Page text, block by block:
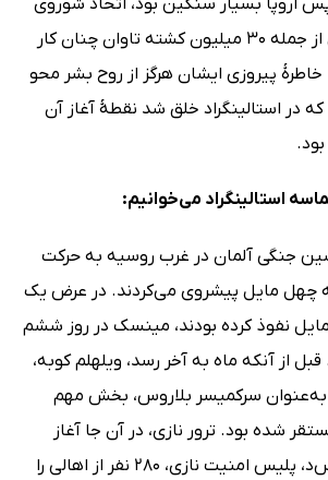
اروپا بسیار سنگین بود، اتحاد شوروی
با 50 میلیون قربانی از جمله 30 میلیون کشته تاوان چنان کار
خاطرۀ پیروزی ایشان هرگز از روح بشر محو
در استالینگراد خلق شد نقطۀ آغاز آن
استالینگراد می‌خوانیم:
ژوئن 1941 ماشین جنگی آلمان در غرب روسیه به حرکت
چهل مایل پیشروی می‌کردند. در عرض یک
نفوذ‌ کرده بودند، مینسک در روز ششم
از آنکه ماه به آخر رسد، ویلهلم کوبه،
به‌عنوان سرکمیسر بلاروس، بخش مهم
شده بود. ترور نازی، در آن جا آغاز
گشت. در یک روز، اس‌د، پلیس امنیت نازی، 280 نفر از اهالی را